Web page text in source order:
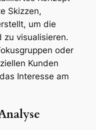
Skizzen,
um die
zu visualisieren.
oder
Kunden
Interesse am